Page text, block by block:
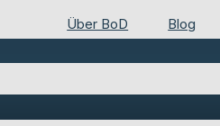
Über BoD Blog